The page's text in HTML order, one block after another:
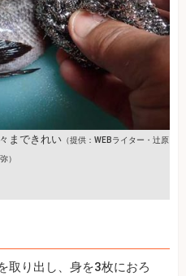
まできれい（提供：WEBライター・辻原
）
取り出し、身を3枚におろ